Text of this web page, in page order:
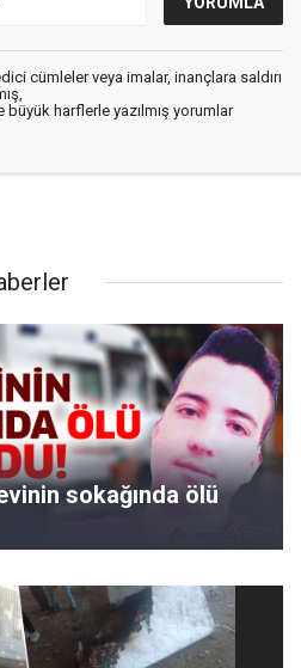
cümleler veya imalar, inançlara saldırı
büyük harflerle yazılmış yorumlar
sokağında ölü